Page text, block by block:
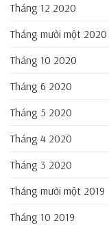
Tháng 12 2020
Tháng mười một 2020
Tháng 10 2020
Tháng 6 2020
Tháng 5 2020
Tháng 4 2020
Tháng 3 2020
Tháng mười một 2019
Tháng 10 2019